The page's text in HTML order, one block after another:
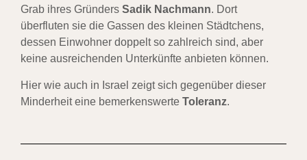
Grab ihres Gründers Sadik Nachmann. Dort
überfluten sie die Gassen des kleinen Städtchens,
dessen Einwohner doppelt so zahlreich sind, aber
keine ausreichenden Unterkünfte anbieten können.
Hier wie auch in Israel zeigt sich gegenüber dieser
Minderheit eine bemerkenswerte Toleranz.